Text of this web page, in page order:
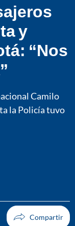
y
“Nos
Camilo
la Policía tuvo